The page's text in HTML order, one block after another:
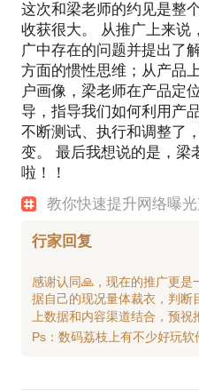
这次和梁老师的约见是整
收获很大。 从推广上来说
广中存在的问题并提出了
方面的惯性思维；从产品
户画像，梁老师在产品定
导，指导我们如何利用产
不断测试、执行和调整了
变。 最后我想说的是，梁
啦！！
教你快速提升网络曝
行家回复
感谢认同🙏，现在的推广更是
据自己的现况量体裁衣，判断
上数据和内容渠道结合，预祝